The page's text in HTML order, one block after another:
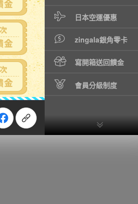
日本空運優惠
zingala銀角零卡
寫開箱送回饋金
會員分級制度
vol.3/ルフィ/チョッパ